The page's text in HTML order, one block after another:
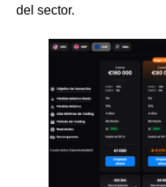
del sector.